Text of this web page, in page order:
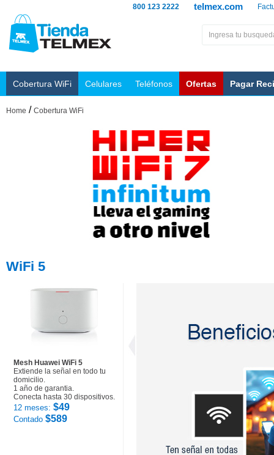
telmex.com
800 123 2222
Cobertura WiFi Celulares Teléfonos Ofertas Pagar
Home / Cobertura WiFi
WiFi 5
Mesh Huawei WiFi 5
Extiende la señal en todo tu
domicilio.
1 año de garantia.
Conecta hasta 30 dispositivos.
12 meses: $49
Contado $589